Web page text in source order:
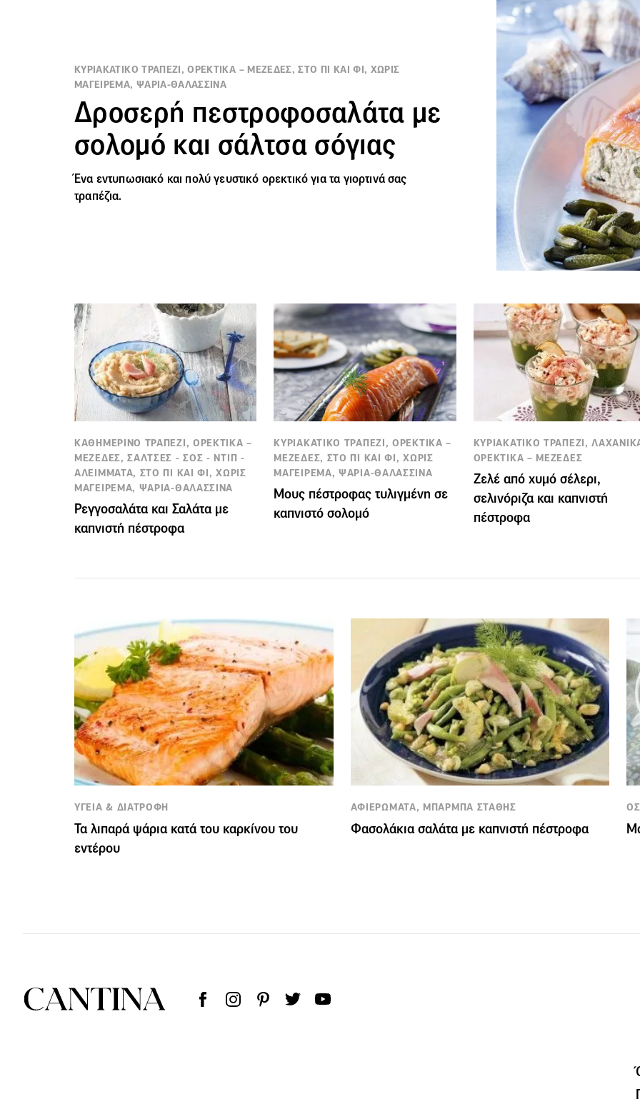
ΚΥΡΙΑΚΑΤΙΚΟ ΤΡΑΠΕΖΙ, ΟΡΕΚΤΙΚΑ – ΜΕΖΕΔΕΣ, ΣΤΟ ΠΙ ΚΑΙ ΦΙ, ΧΩΡΙΣ
ΜΑΓΕΙΡΕΜΑ, ΨΑΡΙΑ-ΘΑΛΑΣΣΙΝΑ
Δροσερή πεστροφοσαλάτα με
σολομό και σάλτσα σόγιας
Ένα εντυπωσιακό και πολύ γευστικό ορεκτικόγια τα γιορτινά σας
τραπέζια.
ΚΑΘΗΜΕΡΙΝΟ ΤΡΑΠΕΖΙ, ΟΡΕΚΤΙΚΑ –
ΜΕΖΕΔΕΣ, ΣΑΛΤΣΕΣ - ΣΟΣ - ΝΤΙΠ -
ΑΛΕΙΜΜΑΤΑ, ΣΤΟ ΠΙ ΚΑΙ ΦΙ, ΧΩΡΙΣ
ΜΑΓΕΙΡΕΜΑ, ΨΑΡΙΑ-ΘΑΛΑΣΣΙΝΑ
Ρεγγοσαλάτα και Σαλάτα με
καπνιστή πέστροφα
ΚΥΡΙΑΚΑΤΙΚΟ ΤΡΑΠΕΖΙ, ΟΡΕΚΤΙΚΑ –
ΜΕΖΕΔΕΣ, ΣΤΟ ΠΙ ΚΑΙ ΦΙ, ΧΩΡΙΣ
ΜΑΓΕΙΡΕΜΑ, ΨΑΡΙΑ-ΘΑΛΑΣΣΙΝΑ
Μους πέστροφας τυλιγμένη σε
καπνιστό σολομό
ΚΥΡΙΑΚΑΤΙΚΟ ΤΡΑΠΕΖΙ,
ΟΡΕΚΤΙΚΑ – ΜΕΖΕΔΕΣ
Ζελέ από χυμό σέλερι,
σελινόριζα και καπνιστή
πέστροφα
ΥΓΕΙΑ & ΔΙΑΤΡΟΦΗ
Τα λιπαρά ψάρια κατά του καρκίνου του
εντέρου
ΑΦΙΕΡΩΜΑΤΑ, ΜΠΑΡΜΠΑ ΣΤΑΘΗΣ
Φασολάκια σαλάτα με καπνιστή πέστροφα